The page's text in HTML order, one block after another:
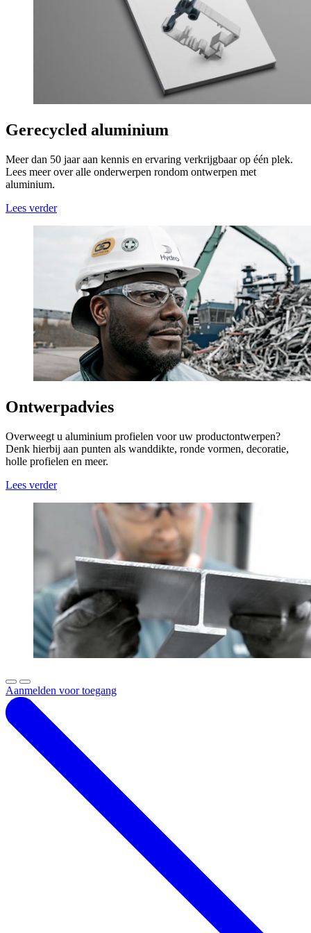
Gerecycled aluminium
Meer dan 50 jaar aan kennis en ervaring verkrijgbaar op één plek.
Lees meer over alle onderwerpen rondom ontwerpen met
aluminium.
Lees verder
Ontwerpadvies
Overweegt u aluminium profielen voor uw productontwerpen?
Denk hierbij aan punten als wanddikte, ronde vormen, decoratie,
holle profielen en meer.
Lees verder
Aanmelden voor toegang